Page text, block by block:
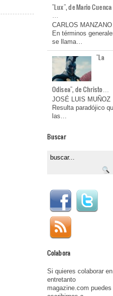
"Lux", de Mario Cuenca
…
CARLOS MANZANO
En términos
se llama…
"La
Odisea", de Christo…
JOSÉ LUIS MUÑOZ
Resulta paradójico
las…
Buscar
Colabora
Si quieres colaborar en
entretanto
magazine.com puedes